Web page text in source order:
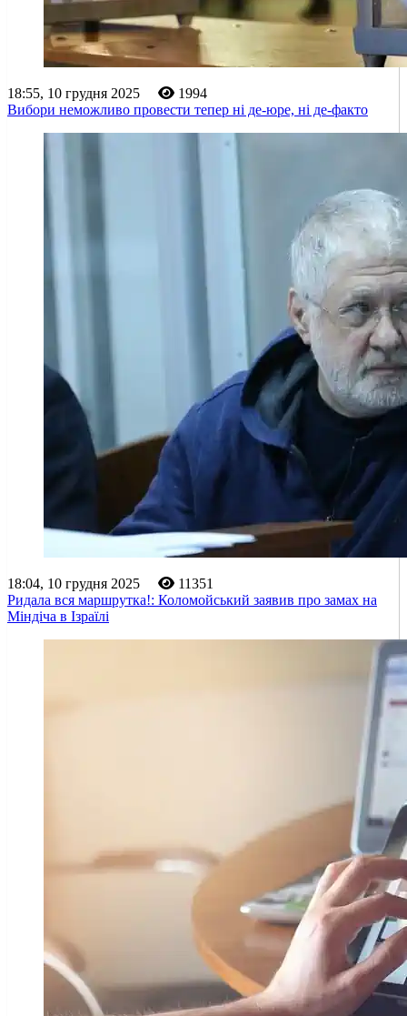
18:55, 10 грудня 2025
1994
Вибори неможливо провести тепер ні де-юре, ні де-факто
18:04, 10 грудня 2025
11351
Ридала вся маршрутка!: Коломойський заявив про замах на
Міндіча в Ізраїлі